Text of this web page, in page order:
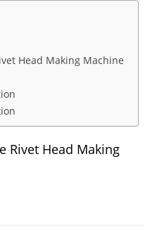
Head Making Machine
Rivet Head Making